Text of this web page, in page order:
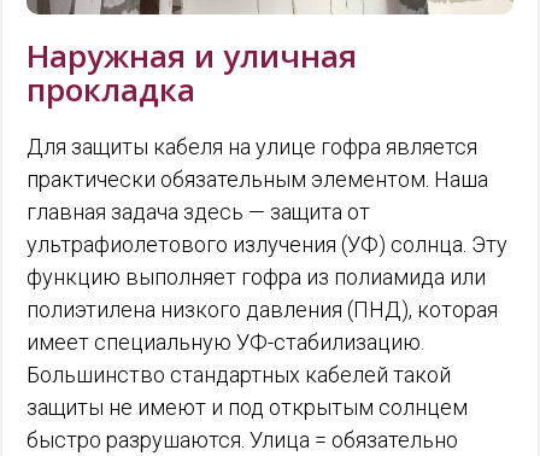
Наружная и уличная
прокладка
Для защиты кабеля на улице гофра является
практически обязательным элементом. Наша
главная задача здесь — защита от
ультрафиолетового излучения (УФ) солнца. Эту
функцию выполняет гофра из полиамида или
полиэтилена низкого давления (ПНД), которая
имеет специальную УФ-стабилизацию.
Большинство стандартных кабелей такой
защиты не имеют и под открытым солнцем
быстро разрушаются. Улица = обязательно